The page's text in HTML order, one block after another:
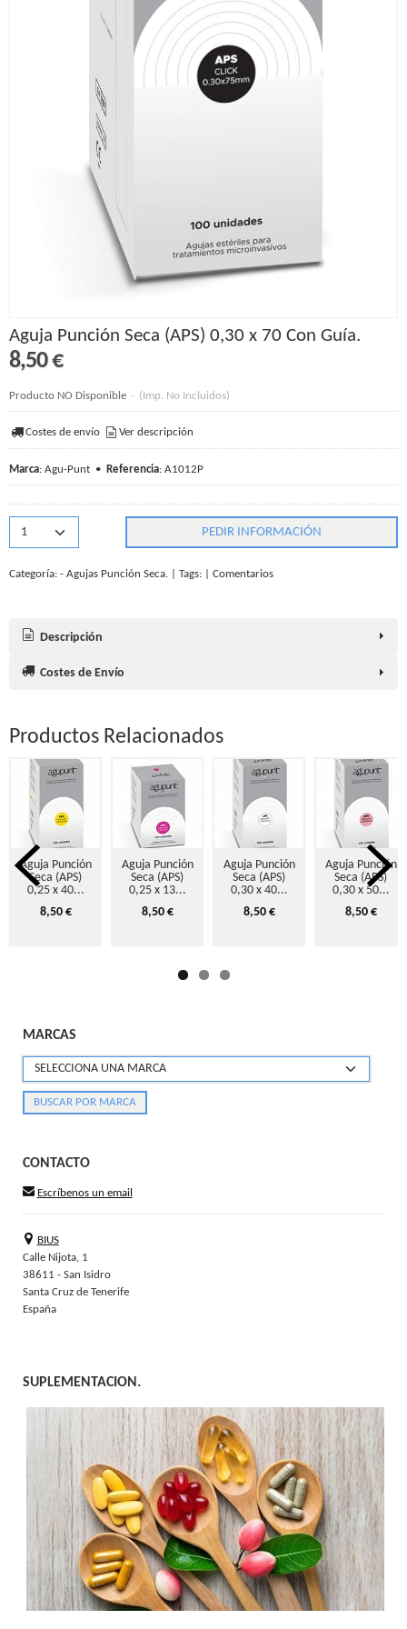
MARCAS
CONTACTO
Escríbenos un email
BIUS
Calle Nijota, 1
38611 - San Isidro
Santa Cruz de Tenerife
España
Aguja Punción Seca (APS) 0,30 x 70 Con Guía.
8,50 €
Producto NO Disponible - (Imp. No Incluidos)
Costes de envío Ver descripción
Marca: Agu-Punt • Referencia: A1012P
PEDIR INFORMACIÓN
Categoría: - Agujas Punción Seca. Tags: Comentarios
Descripción
Costes de Envío
Productos Relacionados
Aguja Punción
Seca (APS)
0,25 x 40...
8,50 €
Aguja Punción
Seca (APS)
0,25 x 13...
8,50 €
Aguja Punción
Seca (APS)
0,30 x 40...
8,50 €
Aguja Punción
Seca (APS)
0,30 x 50...
8,50 €
SUPLEMENTACION.